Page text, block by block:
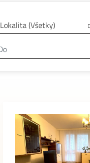
Lokalita (Všetky)